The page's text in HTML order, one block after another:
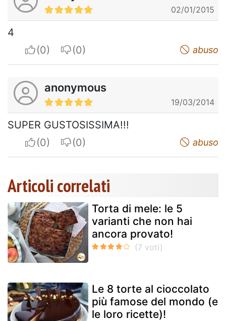
02/01/2015
4
I apreciateI do not appreciate abuso
anonymous
19/03/2014
SUPER GUSTOSISSIMA!!!
I apreciateI do not appreciate abuso
Articoli correlati
Torta di mele: le 5
varianti che non hai
ancora provato!
Le 8 torte al cioccolato
più famose del mondo (e
le loro ricette)!